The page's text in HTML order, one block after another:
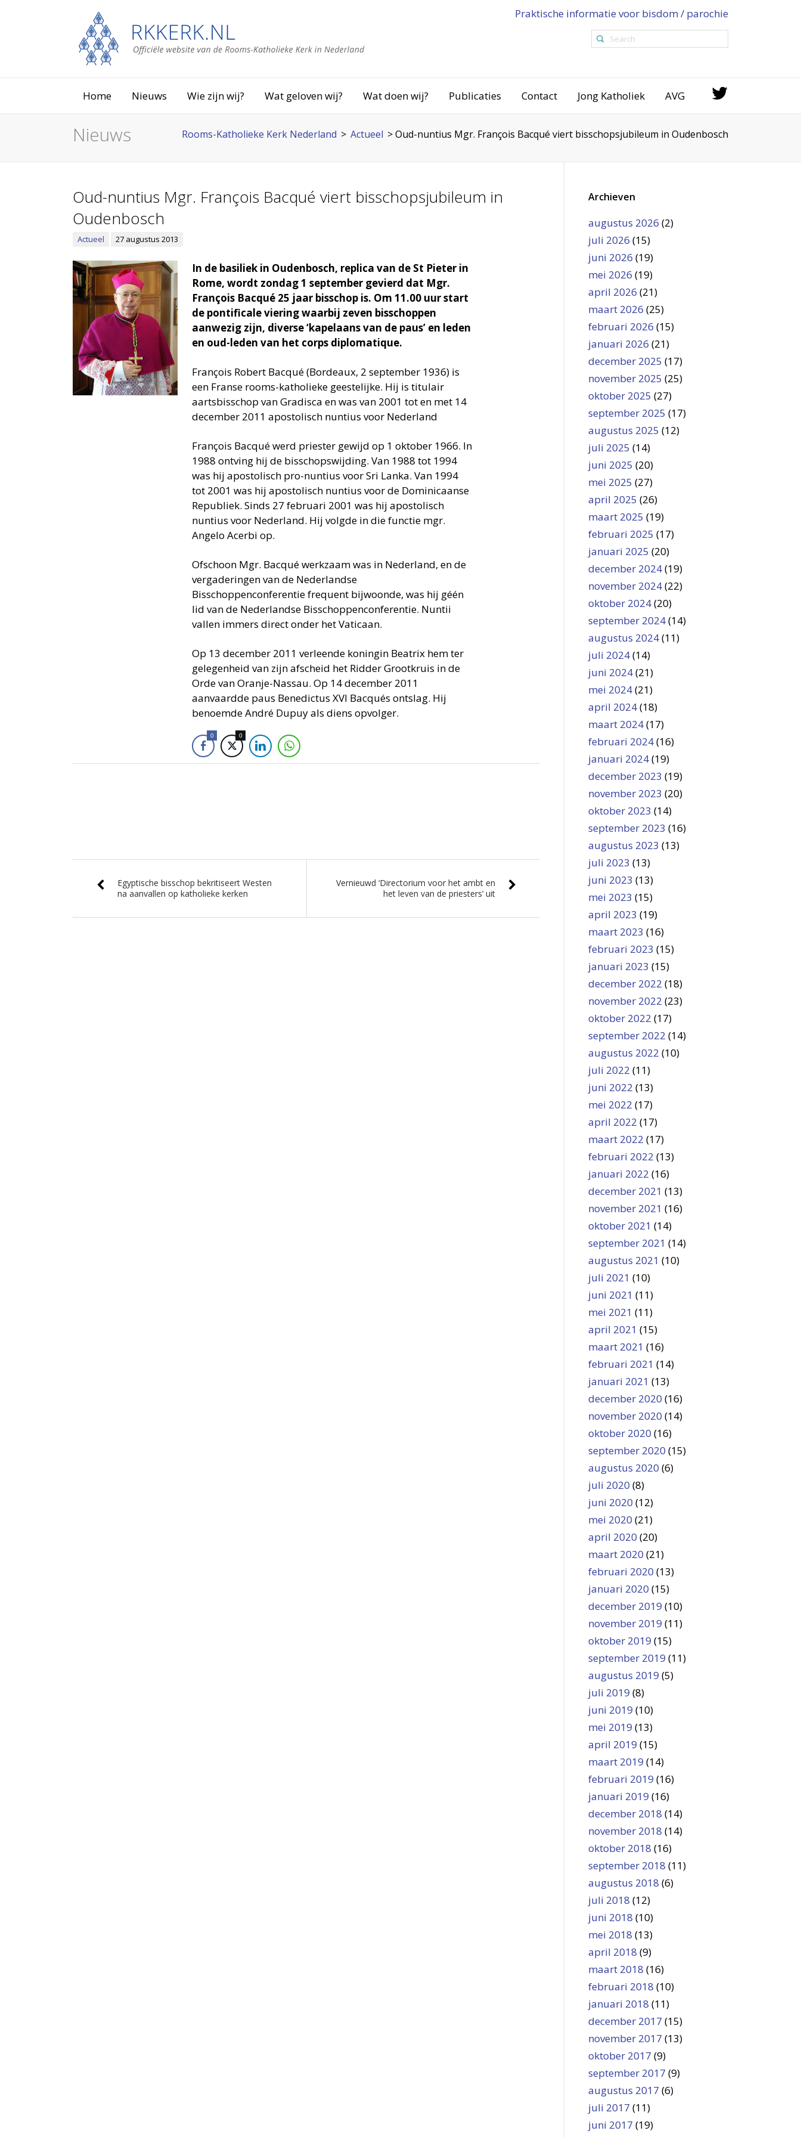
Praktische informatie voor bisdom / parochie
Home Nieuws Wie zijn wij? Wat geloven wij? Wat doen wij? Publicaties Contact Jong Katholiek AVG
Nieuws Rooms-Katholieke Kerk Nederland > Actueel >Oud-nuntius Mgr. François Bacqué viert bisschopsjubileum in Oudenbosch
Oud-nuntius Mgr. François Bacqué viert bisschopsjubileum in
Oudenbosch
Actueel 27 augustus 2013
In de basiliek in Oudenbosch, replica van de St Pieter in
Rome, wordt zondag 1 september gevierd dat Mgr.
François Bacqué 25 jaar bisschop is. Om 11.00 uur start
de pontificale viering waarbij zeven bisschoppen
aanwezig zijn, diverse ‘kapelaans van de paus’ en leden
en oud-leden van het corps diplomatique.
François Robert Bacqué (Bordeaux, 2 september 1936) is
een Franse rooms-katholieke geestelijke. Hij is titulair
aartsbisschop van Gradisca en was van 2001 tot en met 14
december 2011 apostolisch nuntius voor Nederland
François Bacqué werd priester gewijd op 1 oktober 1966. In
1988 ontving hij de bisschopswijding. Van 1988 tot 1994
was hij apostolisch pro-nuntius voor Sri Lanka. Van 1994
tot 2001 was hij apostolisch nuntius voor de Dominicaanse
Republiek. Sinds 27 februari 2001 was hij apostolisch
nuntius voor Nederland. Hij volgde in die functie mgr.
Angelo Acerbi op.
Ofschoon Mgr. Bacqué werkzaam was in Nederland, en de
vergaderingen van de Nederlandse
Bisschoppenconferentie frequent bijwoonde, was hij géén
lid van de Nederlandse Bisschoppenconferentie. Nuntii
vallen immers direct onder het Vaticaan.
Op 13 december 2011 verleende koningin Beatrix hem ter
gelegenheid van zijn afscheid het Ridder Grootkruis in de
Orde van Oranje-Nassau. Op 14 december 2011
aanvaardde paus Benedictus XVI Bacqués ontslag. Hij
benoemde André Dupuy als diens opvolger.
0 0
Egyptische bisschop bekritiseert Westen
na aanvallen op katholieke kerken
Vernieuwd ‘Directorium voor het ambt en
het leven van de priesters’ uit
Archieven
augustus 2026 (2)
juli 2026 (15)
juni 2026 (19)
mei 2026 (19)
april 2026 (21)
maart 2026 (25)
februari 2026 (15)
januari 2026 (21)
december 2025 (17)
november 2025 (25)
oktober 2025 (27)
september 2025 (17)
augustus 2025 (12)
juli 2025 (14)
juni 2025 (20)
mei 2025 (27)
april 2025 (26)
maart 2025 (19)
februari 2025 (17)
januari 2025 (20)
december 2024(19)
november 2024(22)
oktober 2024(20)
september 2024(14)
augustus 2024(11)
juli 2024(14)
juni 2024(21)
mei 2024(21)
april 2024(18)
maart 2024(17)
februari 2024(16)
januari 2024(19)
december 2023 (19)
november 2023 (20)
oktober 2023 (14)
september 2023 (16)
augustus 2023 (13)
juli 2023 (13)
juni 2023 (13)
mei 2023 (15)
april 2023 (19)
maart 2023 (16)
februari 2023 (15)
januari 2023 (15)
december 2022 (18)
november 2022 (23)
oktober 2022 (17)
september 2022 (14)
augustus 2022 (10)
juli 2022 (11)
juni 2022 (13)
mei 2022 (17)
april 2022 (17)
maart 2022 (17)
februari 2022 (13)
januari 2022 (16)
december 2021 (13)
november 2021 (16)
oktober 2021 (14)
september 2021 (14)
augustus 2021 (10)
juli 2021 (10)
juni 2021 (11)
mei 2021 (11)
april 2021 (15)
maart 2021 (16)
februari 2021 (14)
januari 2021 (13)
december 2020 (16)
november 2020 (14)
oktober 2020 (16)
september 2020 (15)
augustus 2020 (6)
juli 2020 (8)
juni 2020 (12)
mei 2020 (21)
april 2020 (20)
maart 2020 (21)
februari 2020 (13)
januari 2020 (15)
december 2019 (10)
november 2019 (11)
oktober 2019 (15)
september 2019 (11)
augustus 2019 (5)
juli 2019 (8)
juni 2019 (10)
mei 2019 (13)
april 2019 (15)
maart 2019 (14)
februari 2019 (16)
januari 2019 (16)
december 2018 (14)
november 2018 (14)
oktober 2018 (16)
september 2018 (11)
augustus 2018 (6)
juli 2018 (12)
juni 2018 (10)
mei 2018 (13)
april 2018 (9)
maart 2018 (16)
februari 2018 (10)
januari 2018 (11)
december 2017 (15)
november 2017 (13)
oktober 2017 (9)
september 2017 (9)
augustus 2017 (6)
juli 2017 (11)
juni 2017 (19)